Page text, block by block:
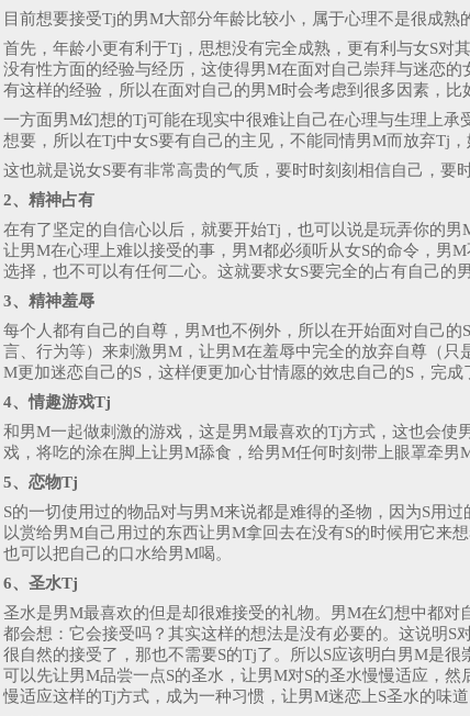
目前想要接受Tj的男M大部分年龄比较小，属于心理不是很成
首先，年龄小更有利于Tj，思想没有完全成熟，更有利与女S对
没有性方面的经验与经历，这使得男M在面对自己崇拜与迷恋
有这样的经验，所以在面对自己的男M时会考虑到很多因素，
一方面男M幻想的Tj可能在现实中很难让自己在心理与生理上
想要，所以在Tj中女S要有自己的主见，不能同情男M而放弃Tj
这也就是说女S要有非常高贵的气质，要时时刻刻相信自己，要
2、精神占有
在有了坚定的自信心以后，就要开始Tj，也可以说是玩弄你的
让男M在心理上难以接受的事，男M都必须听从女S的命令，男
选择，也不可以有任何二心。这就要求女S要完全的占有自己的男
3、精神羞辱
每个人都有自己的自尊，男M也不例外，所以在开始面对自己
言、行为等）来刺激男M，让男M在羞辱中完全的放弃自尊（
M更加迷恋自己的S，这样便更加心甘情愿的效忠自己的S，完成
4、情趣游戏Tj
和男M一起做刺激的游戏，这是男M最喜欢的Tj方式，这也会
戏，将吃的涂在脚上让男M舔食，给男M任何时刻带上眼罩牵男
5、恋物Tj
S的一切使用过的物品对与男M来说都是难得的圣物，因为S用
以赏给男M自己用过的东西让男M拿回去在没有S的时候用它来
也可以把自己的口水给男M喝。
6、圣水Tj
圣水是男M最喜欢的但是却很难接受的礼物。男M在幻想中都
都会想：它会接受吗？其实这样的想法是没有必要的。这说明
很自然的接受了，那也不需要S的Tj了。所以S应该明白男M是
可以先让男M品尝一点S的圣水，让男M对S的圣水慢慢适应，
慢适应这样的Tj方式，成为一种习惯，让男M迷恋上S圣水的味道